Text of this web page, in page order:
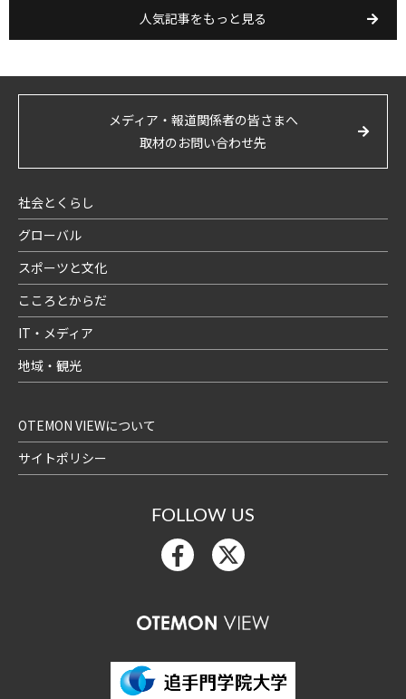
人気記事をもっと見る
メディア・報道関係者の皆さまへ
取材のお問い合わせ先
社会とくらし
グローバル
スポーツと文化
こころとからだ
IT・メディア
地域・観光
OTEMON VIEWについて
サイトポリシー
FOLLOW US